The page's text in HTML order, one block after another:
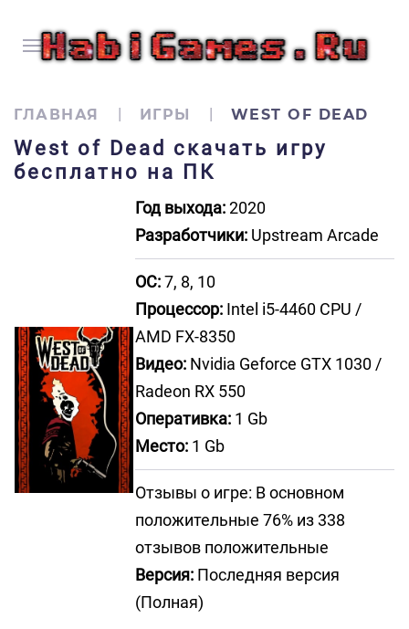
ГЛАВНАЯ ИГРЫ WEST OF DEAD
West of Dead скачать игру
бесплатно на ПК
Год выхода:2020
Разработчики: Upstream Arcade
ОС:7, 8, 10
Процессор: Intel i5-4460 CPU /
AMD FX-8350
Видео: Nvidia Geforce GTX 1030 /
Radeon RX 550
Оперативка: 1 Gb
Место: 1 Gb
Отзывы о игре: В основном
положительные 76% из 338
отзывов положительные
Версия: Последняя версия
(Полная)